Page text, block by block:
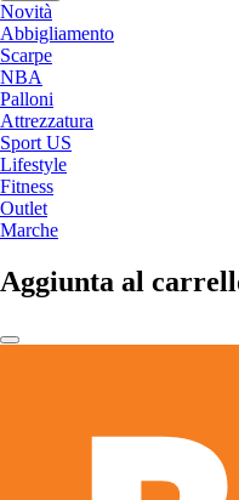
Novità
Abbigliamento
Scarpe
NBA
Palloni
Attrezzatura
Sport US
Lifestyle
Fitness
Outlet
Marche
Aggiunta al